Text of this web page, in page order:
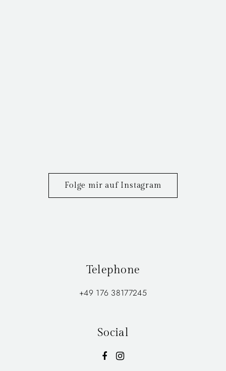
Folge mir auf Instagram
Telephone
+49 176 38177245
Social